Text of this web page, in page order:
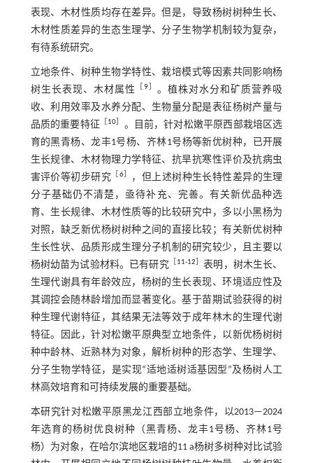
表现、木材性质均存在差异。但是，导致杨树树种生长、
木材性质差异的生态生理学、分子生物学机制较为复杂，
有待系统研究。
立地条件、树种生物学特性、栽培模式等因素共同影响杨
树生长表现、木材属性
9］ 。植株对水分和矿质营养吸
收、利用效率及水养分配、生物量分配是表征杨树产量与
品质的重要特征
10
。目前，针对松嫩平原西部栽培区选
育的黑青杨、龙丰1号杨、齐林1号杨等新优树种，已开展
生长规律、木材物理力学特征、抗旱抗寒性评价及抗病虫
害评价等初步研究
6］
，但上述树种生长特性差异的生理
分子基础仍不清楚，亟待补充、完善。有关新优品种选
育、生长规律、木材性质等的比较研究中，多以小黑杨为
对照，缺乏新优杨树树种之间的直接比较；有关新优树种
生长性状、品质形成生理分子机制的研究较少，且主要以
杨树幼苗为试验材料。已有研究
11-12
表明，树木生长、
生理代谢具有年龄效应，杨树的生长表现、环境适应性及
其调控会随林龄增加而显著变化。基于苗期试验获得的树
种生理代谢特征，其结果无法等效于成年林木的生理代谢
特征。因此，针对松嫩平原典型立地条件，以新优杨树树
种中龄林、近熟林为对象，解析树种的形态学、生理学、
分子生物学特征，是实现“适地适树适基因型”及杨树人工
林高效培育和可持续发展的重要基础。
本研究针对松嫩平原黑龙江西部立地条件，以2013—2024
年选育的杨树优良树种（黑青杨、龙丰1号杨、齐林1号
杨）为对象，在哈尔滨地区栽培的11 a杨树多树种对比试验